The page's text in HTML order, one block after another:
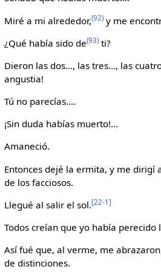
Miré a mi alrededor,(92)y me
¿Qué había sido de(93)ti?
Dieron las dos..., las tres..., las
angustia!
Tú no parecías....
¡Sin duda habías muerto!...
Amaneció.
Entonces dejé la ermita, y me dirigí
de los facciosos.
Llegué al salir el sol.[22-1]
Todos creían que yo había perecido
Así fué que, al verme, me
de distinciones.